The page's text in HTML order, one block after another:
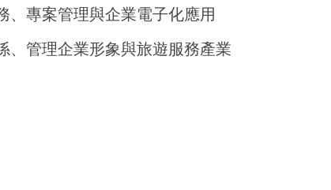
、專案管理與企業電子化應用
、管理企業形象與旅遊服務產業